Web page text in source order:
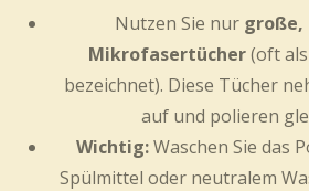
Nutzen Sie nur
Mikrofasertücher(oft
bezeichnet). Diese Tücher
auf und polieren
Wichtig:Waschen Sie das
Spülmittel oder neutralem